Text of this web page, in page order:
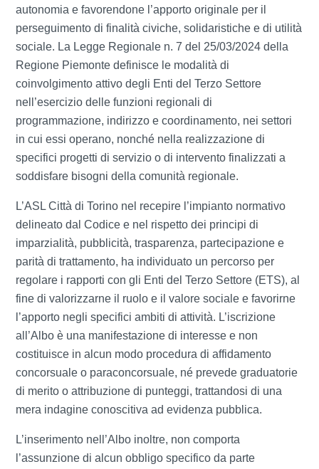
autonomia e favorendone l’apporto originale per il
perseguimento di finalità civiche, solidaristiche e di utilità
sociale. La Legge Regionale n. 7 del 25/03/2024 della
Regione Piemonte definisce le modalità di
coinvolgimento attivo degli Enti del Terzo Settore
nell’esercizio delle funzioni regionali di
programmazione, indirizzo e coordinamento, nei settori
in cui essi operano, nonché nella realizzazione di
specifici progetti di servizio o di intervento finalizzati a
soddisfare bisogni della comunità regionale.
L’ASL Città di Torino nel recepire l’impianto normativo
delineato dal Codice e nel rispetto dei principi di
imparzialità, pubblicità, trasparenza, partecipazione e
parità di trattamento, ha individuato un percorso per
regolare i rapporti con gli Enti del Terzo Settore (ETS), al
fine di valorizzarne il ruolo e il valore sociale e favorirne
l’apporto negli specifici ambiti di attività. L’iscrizione
all’Albo è una manifestazione di interesse e non
costituisce in alcun modo procedura di affidamento
concorsuale o paraconcorsuale, né prevede graduatorie
di merito o attribuzione di punteggi, trattandosi di una
mera indagine conoscitiva ad evidenza pubblica.
L’inserimento nell’Albo inoltre, non comporta
l’assunzione di alcun obbligo specifico da parte